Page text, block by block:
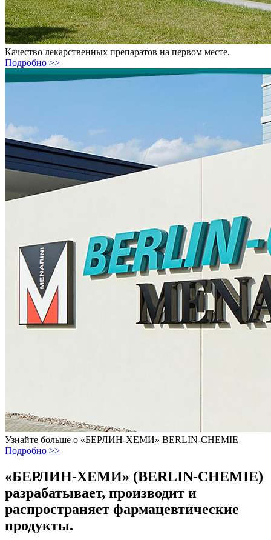
Качество лекарственных препаратов на первом месте.
Подробно >>
Узнайте больше о «БЕРЛИН-ХЕМИ» BERLIN-CHEMIE
Подробно >>
«БЕРЛИН-ХЕМИ» (BERLIN-CHEMIE)
разрабатывает, производит и
распространяет фармацевтические
продукты.